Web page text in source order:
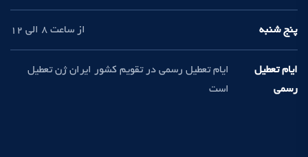
پنج شنبه از ساعت 8 الی 12
ایام تعطیل
رسمی
ایام تعطیل رسمی در تقویم کشور ایران ژن تعطیل
است